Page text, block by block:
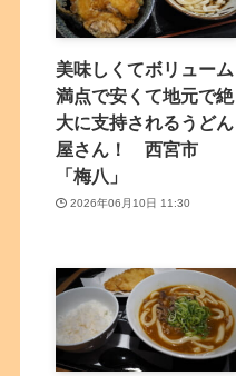
美味しくてボリューム
満点で安くて地元で絶
大に支持されるうどん
屋さん！ 西宮市
「梅八」
2026年06月10日 11:30